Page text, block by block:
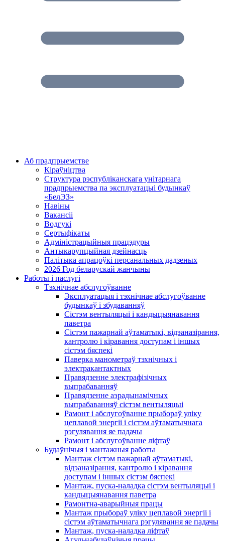
Аб прадпрыемстве
Кіраўніцтва
Структура рэспубліканскага унітарнага
прадпрыемства па эксплуатацыі будынкаў
«БелЭЗ»
Навіны
Вакансіі
Водгукі
Сертыфікаты
Адміністрацыйныя працэдуры
Антыкарупцыйная дзейнасць
Палітыка апрацоўкі персанальных дадзеных
2026 Год беларускай жанчыны
Работы і паслугі
Тэхнічнае абслугоўванне
Эксплуатацыя і тэхнічнае абслугоўванне
будынкаў і збудаванняў
Сістэм вентыляцыі і кандыцыянавання
паветра
Сістэм пажарнай аўтаматыкі, відэаназірання,
кантролю і кіравання доступам і іншых
сістэм бяспекі
Паверка манометраў тэхнічных і
электракантактных
Правядзенне электрафізічных
выпрабаванняў
Правядзенне аэрадынамічных
выпрабаванняў сістэм вентыляцыі
Рамонт і абслугоўванне прыбораў уліку
цеплавой энергіі і сістэм аўтаматычнага
рэгулявання яе падачы
Рамонт і абслугоўванне ліфтаў
Будаўнічыя і мантажныя работы
Мантаж сістэм пажарнай аўтаматыкі,
відэаназірання, кантролю і кіравання
доступам і іншых сістэм бяспекі
Мантаж, пуска-наладка сістэм вентыляцыі і
кандыцыянавання паветра
Рамонтна-аварыйныя працы
Мантаж прыбораў уліку цеплавой энергіі і
сістэм аўтаматычнага рэгулявання яе падачы
Мантаж, пуска-наладка ліфтаў